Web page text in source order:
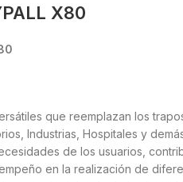
X80
que reemplazan los
Industrias, Hospitales y
de los usuarios,
en la realización de